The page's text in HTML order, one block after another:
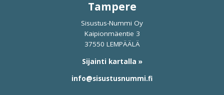
Tampere
Sisustus-Nummi Oy
Kaipionmäentie 3
37550 LEMPÄÄLÄ
Sijainti kartalla »
info@sisustusnummi.fi